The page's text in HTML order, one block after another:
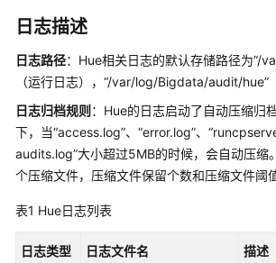
务
公
告
产
品
绍
计
日志描述
日志路径：Hue相关日志的默认存储路径为“/
（运行日志），“/var/log/Bigdata/audit/hue”
日志归档规则 ：Hue的日志启动了自动压缩归
下，当“access.log”、“error.log”、
audits.log”大小超过5MB的时候，会自动压缩
个压缩文件，压缩文件保留个数和压缩文件阈
表1 Hue日志列表
日志类型 日志文件名 描述